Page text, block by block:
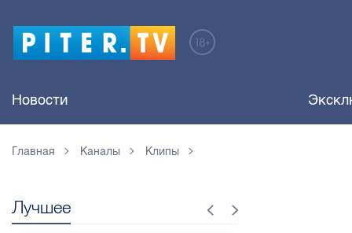
Новости
Главная Каналы Клипы
Лучшее